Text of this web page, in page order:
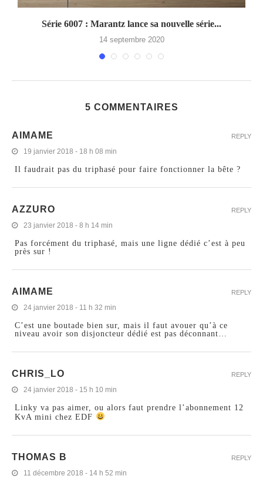
Série 6007 : Marantz lance sa nouvelle série...
14 septembre 2020
5 COMMENTAIRES
AIMAME
19 janvier 2018 - 18 h 08 min
Il faudrait pas du triphasé pour faire fonctionner la bête ?
REPLY
AZZURO
23 janvier 2018 - 8 h 14 min
Pas forcément du triphasé, mais une ligne dédié c’est à peu
près sur !
REPLY
AIMAME
24 janvier 2018 - 11 h 32 min
C’est une boutade bien sur, mais il faut avouer qu’à ce
niveau avoir son disjoncteur dédié est pas déconnant…
REPLY
CHRIS_LO
24 janvier 2018 - 15 h 10 min
Linky va pas aimer, ou alors faut prendre l’abonnement 12
KvA mini chez EDF
REPLY
THOMAS B
11 décembre 2018 - 14 h 52 min
REPLY